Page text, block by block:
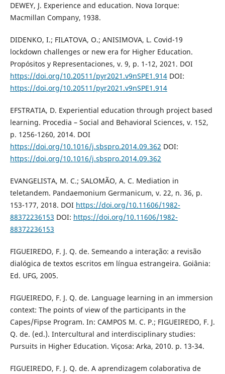
DEWEY, J. Experience and education. Nova Iorque:
Macmillan Company, 1938.
DIDENKO, I.; FILATOVA, O.; ANISIMOVA, L. Covid-19
lockdown challenges or new era for Higher Education.
Propósitos y Representaciones, v. 9, p. 1-12, 2021. DOI
https://doi.org/10.20511/pyr2021.v9nSPE1.914DOI:
https://doi.org/10.20511/pyr2021.v9nSPE1.914
EFSTRATIA, D. Experiential education through project based
learning. Procedia – Social and Behavioral Sciences, v. 152,
p. 1256-1260, 2014. DOI
https://doi.org/10.1016/j.sbspro.2014.09.362 DOI:
https://doi.org/10.1016/j.sbspro.2014.09.362
EVANGELISTA, M. C.; SALOMÃO, A. C. Mediation in
teletandem. Pandaemonium Germanicum, v. 22, n. 36, p.
153-177, 2018. DOI https://doi.org/10.11606/1982-
88372236153 DOI: https://doi.org/10.11606/1982-
88372236153
FIGUEIREDO, F. J. Q. de. Semeando a interação: a revisão
dialógica de textos escritos em língua estrangeira. Goiânia:
Ed. UFG, 2005.
FIGUEIREDO, F. J. Q. de. Language learning in an immersion
context: The points of view of the participants in the
Capes/Fipse Program. In: CAMPOS M. C. P.; FIGUEIREDO, F. J.
Q. de. (ed.). Intercultural and interdisciplinary studies:
Pursuits in Higher Education. Viçosa: Arka, 2010. p. 13-34.
FIGUEIREDO, F. J. Q. de. A aprendizagem colaborativa de